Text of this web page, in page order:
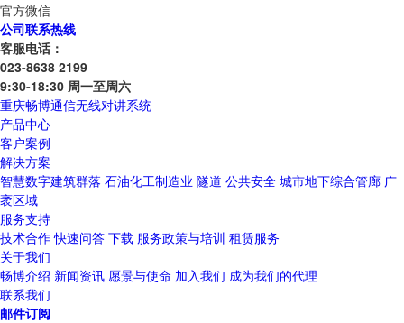
官方微信
公司联系热线
客服电话：
023-8638 2199
9:30-18:30 周一至周六
重庆畅博通信无线对讲系统
产品中心
客户案例
解决方案
智慧数字建筑群落 石油化工制造业 隧道 公共安全 城市地下综合管廊 广
袤区域
服务支持
技术合作 快速问答 下载 服务政策与培训 租赁服务
关于我们
畅博介绍 新闻资讯 愿景与使命 加入我们 成为我们的代理
联系我们
邮件订阅